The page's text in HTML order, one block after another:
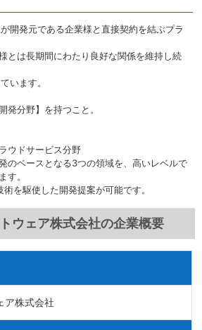
開発元である企業様と直接契約を結ぶプラ
とは長期間にわたり良好な関係を維持し続
います。
発分野】を持つこと。
ウドサービス分野
のベースとなる3つの領域を、高いレベルで
す。
を駆使した開発提案が可能です。
ウェア株式会社の企業概要
ア株式会社